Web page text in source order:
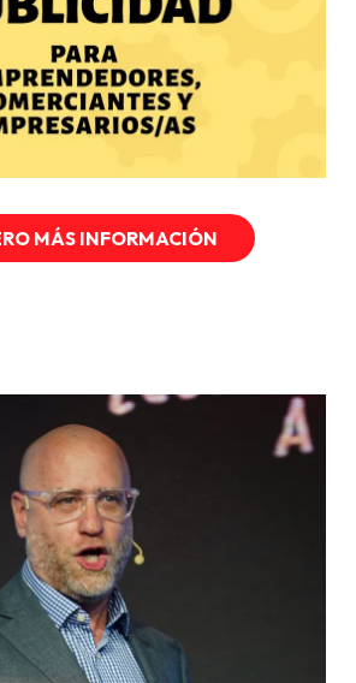
MÁS INFORMACIÓN